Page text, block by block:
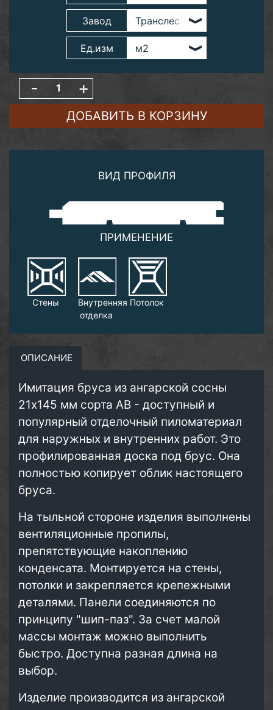
Завод
Ед.изм
- +
ДОБАВИТЬ В КОРЗИНУ
ВИД ПРОФИЛЯ
ПРИМЕНЕНИЕ
Стены
Внутренняя
отделка
Потолок
ОПИСАНИЕ
Имитация бруса из ангарской сосны
21х145 мм сорта АВ - доступный и
популярный отделочный пиломатериал
для наружных и внутренних работ. Это
профилированная доска под брус. Она
полностью копирует облик настоящего
бруса.
На тыльной стороне изделия выполнены
вентиляционные пропилы,
препятствующие накоплению
конденсата. Монтируется на стены,
потолки и закрепляется крепежными
деталями. Панели соединяются по
принципу "шип-паз". За счет малой
массы монтаж можно выполнить
быстро. Доступна разная длина на
выбор.
Изделие производится из ангарской